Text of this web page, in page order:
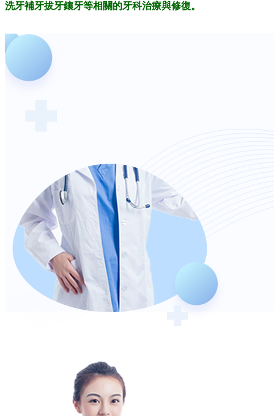
洗牙補牙拔牙鑲牙等相關的牙科治療與修復。